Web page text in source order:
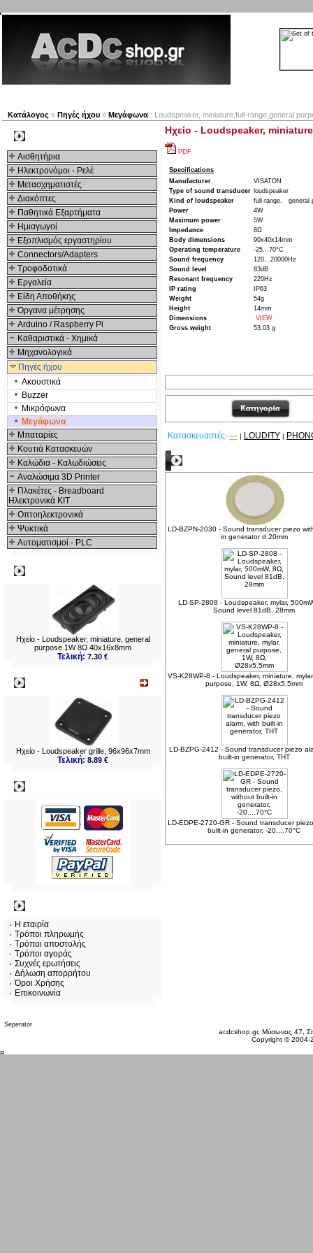
Κατάλογος » Πηγές ήχου » Μεγάφωνα : Loudspeaker, miniature,full-range,general
Αισθητήρια
Ηλεκτρονόμοι - Ρελέ
Μετασχηματιστές
Διακόπτες
Παθητικά Εξαρτήματα
Hμιαγωγοί
Εξοπλισμός εργαστηρίου
Connectors/Adapters
Τροφοδοτικά
Εργαλεία
Είδη Αποθήκης
Όργανα μέτρησης
Arduino / Raspberry Pi
Καθαριστικά - Χημικά
Μηχανολογικά
Πηγές ήχου
Ακουστικά
Buzzer
Μικρόφωνα
Μεγάφωνα
Μπαταρίες
Κουτιά Κατασκευών
Καλώδια - Καλωδιώσεις
Αναλώσιμα 3D Printer
Πλακέτες - Breadboard
Ηλεκτρονικά ΚΙΤ
Οπτοηλεκτρονικά
Ψυκτικά
Αυτοματισμοί - PLC
Ηχείο - Loudspeaker, miniature, general
purpose 1W 8Ω 40x16x8mm
Τελική:7.30 €
Ηχείο - Loudspeaker grille, 96x96x7mm
Τελική:8.89 €
Η εταιρία
Τρόποι πληρωμής
Τρόποι αποστολής
Τρόποι αγοράς
Συχνές ερωτήσεις
Δήλωση απορρήτου
Όροι Χρήσης
Επικοινωνία
Ηχείο - Loudspeaker,
PDF
Specifications
Manufacturer
VISATON
Type of sound transducer loudspeaker
Kind of loudspeaker
full-range,
Power
4W
Maximum power
5W
Impedance
8Ω
Body dimensions
90x40x14mm
Operating temperature
-25...70°C
Sound frequency
120...20000Hz
Sound level
83dB
Resonant frequency
220Hz
IP rating
IP63
Weight
54g
Height
14mm
Dimensions
VIEW
Gross weight
53.03 g
Κατασκευαστές: --- | LOUDITY |
LD-BZPN-2030 - Sound transducer piezo
in generator d 20mm
LD-SP-2808 - Loudspeaker, mylar,
Sound level 81dB, 28mm
VS-K28WP-8 - Loudspeaker, miniature,
purpose, 1W, 8Ω, Ø28x5.5mm
LD-BZPG-2412 - Sound transducer piezo
built-in generator, THT
LD-EDPE-2720-GR - Sound transducer
built-in generator, -20....70°C
acdcshop.gr, Μύσωνος 47,
Copyright ©